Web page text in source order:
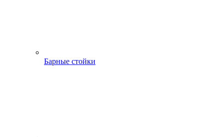
Барные стойки